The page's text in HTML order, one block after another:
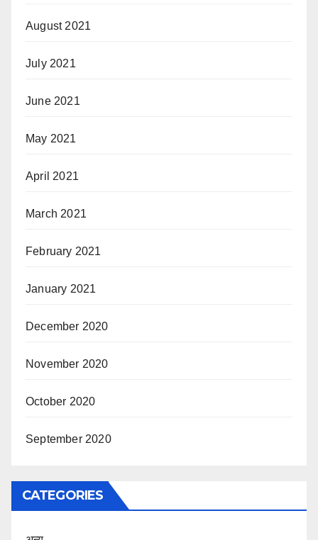
August 2021
July 2021
June 2021
May 2021
April 2021
March 2021
February 2021
January 2021
December 2020
November 2020
October 2020
September 2020
CATEGORIES